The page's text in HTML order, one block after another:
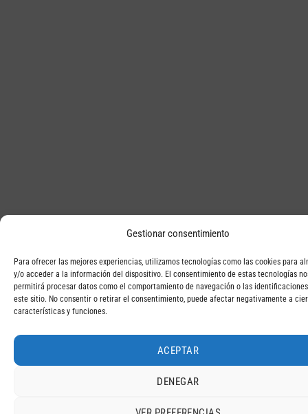
Gestionar consentimiento
Para ofrecer las mejores experiencias, utilizamos tecnologías como las cookies para
y/o acceder a la información del dispositivo. El consentimiento de estas tecnologías
permitirá procesar datos como el comportamiento de navegación o las
este sitio. No consentir o retirar el consentimiento, puede afectar negativamente a
características y funciones.
ACEPTAR
DENEGAR